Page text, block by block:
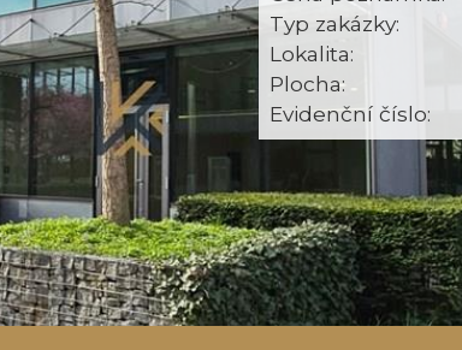
Typ zakázky:
Lokalita:
Plocha:
Evidenční číslo: